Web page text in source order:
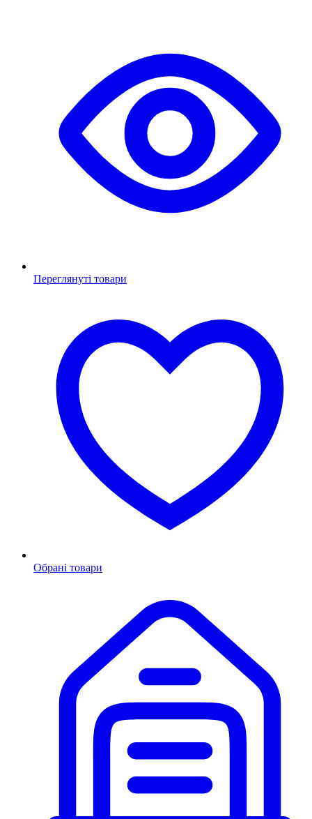
Переглянуті товари
Обрані товари